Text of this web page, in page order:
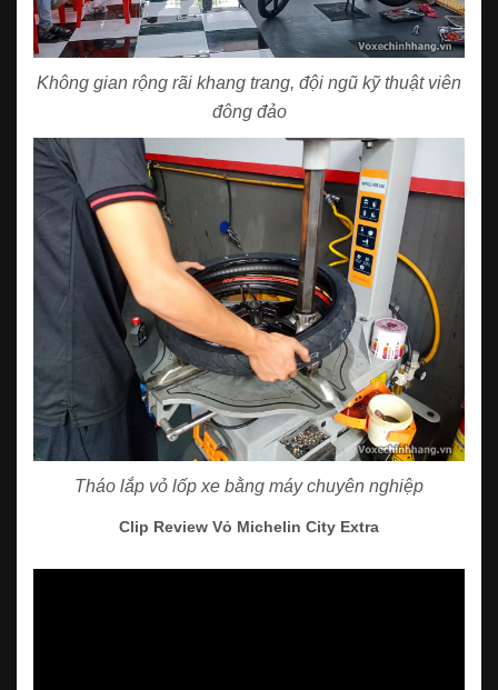
Không gian rộng rãi khang trang, đội ngũ kỹ thuật viên
đông đảo
Tháo lắp vỏ lốp xe bằng máy chuyên nghiệp
Clip Review Vỏ Michelin City Extra